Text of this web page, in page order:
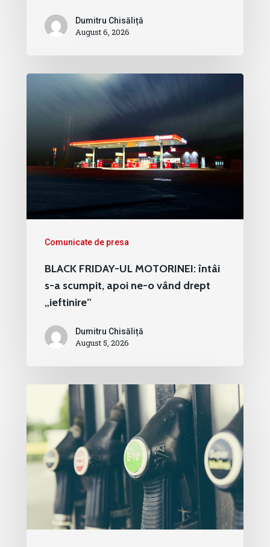
Dumitru Chisăliță
August 6, 2026
Comunicate de presa
BLACK FRIDAY-UL MOTORINEI: întâi
s-a scumpit, apoi ne-o vând drept
„ieftinire”
Dumitru Chisăliță
August 5, 2026